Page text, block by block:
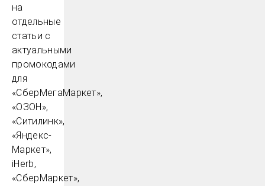
на
отдельные
статьи с
актуальными
промокодами
для
«СберМегаМаркет»,
«ОЗОН»,
«Ситилинк»,
«Яндекс-
Маркет»,
iHerb,
«СберМаркет»,